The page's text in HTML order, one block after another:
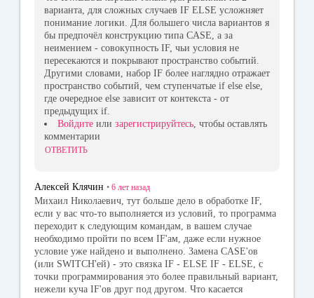
варианта, для сложных случаев IF ELSE усложняет
понимание логики. Для большего числа вариантов я
бы предпочёл конструкцию типа CASE, а за
неимением - совокупность IF, чьи условия не
пересекаются и покрывают пространство событий.
Другими словами, набор IF более наглядно отражает
пространство событий, чем ступенчатые if else else,
где очередное else зависит от контекста - от
предыдущих if.
Войдите или зарегистрируйтесь , чтобы оставлять
комментарии
ОТВЕТИТЬ
Алексей Клячин • 6 лет назад
Михаил Николаевич, тут больше дело в обработке IF,
если у вас что-то выполняется из условий, то программа
переходит к следующим командам, в вашем случае
необходимо пройти по всем IF'ам, даже если нужное
условие уже найдено и выполнено. Замена CASE'ов
(или SWITCH'ей) - это связка IF - ELSE IF - ELSE, с
точки программирования это более правильный вариант,
нежели куча IF'ов друг под другом. Что касается